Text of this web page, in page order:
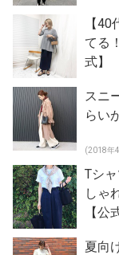
【
てる
式】
スニ
らい
(2018年
Tシ
しゃ
【公
夏向